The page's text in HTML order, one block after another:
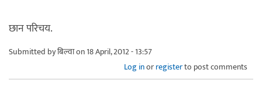
छान परिचय.
Submitted byबिल्वाon 18 April, 2012 - 13:57
Log inorregisterto post comments